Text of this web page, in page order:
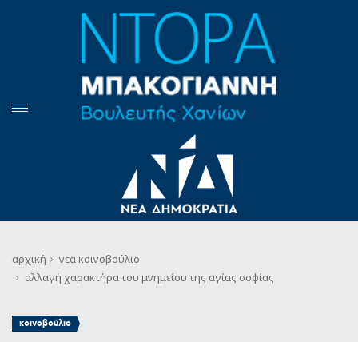
αρχική νεακοινοβούλιο
αλλαγή χαρακτήρα του μνημείου της αγίας σοφίας
κοινοβούλιο